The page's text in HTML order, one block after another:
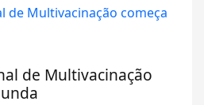
de Multivacinação